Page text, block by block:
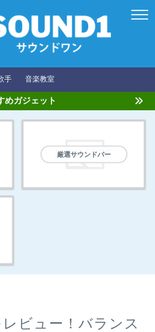
手 音楽教室
めガジェット
厳選サウンドバー
ビュー！バランス